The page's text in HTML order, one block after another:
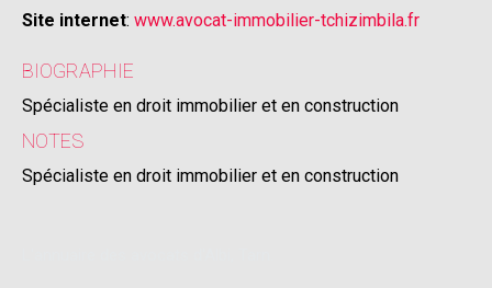
Site internet: www.avocat-immobilier-tchizimbila.fr
BIOGRAPHIE
Spécialiste en droit immobilier et en construction
NOTES
Spécialiste en droit immobilier et en construction